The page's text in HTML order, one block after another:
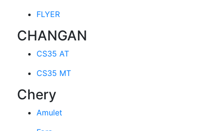
FLYER
CHANGAN
CS35 AT
CS35 MT
Chery
Amulet